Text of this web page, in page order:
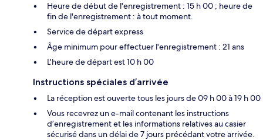
Heure de début de l'enregistrement : 15 h 00 ; heure de
fin de l'enregistrement : à tout moment.
Service de départ express
Âge minimum pour effectuer l'enregistrement : 21 ans
L'heure de départ est 10 h 00
Instructions spéciales d’arrivée
La réception est ouverte tous les jours de 09 h 00 à 19 h 00
Vous recevrez un e-mail contenant les instructions
d’enregistrement et les informations relatives au casier
sécurisé dans un délai de 7 jours précédant votre arrivée.